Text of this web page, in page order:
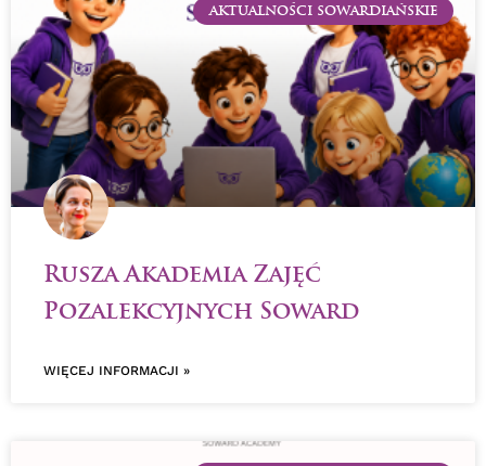
AKTUALNOŚCI SOWARDIAŃSKIE
Rusza Akademia Zajęć
Pozalekcyjnych Soward
WIĘCEJ INFORMACJI »